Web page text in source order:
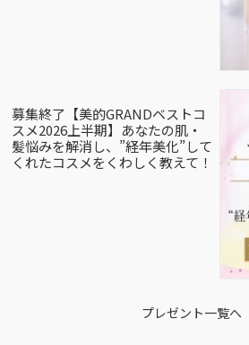
募集終了【美的GRANDベストコ
スメ2026上半期】あなたの肌・
髪悩みを解消し、”経年美化”して
くれたコスメをくわしく教えて！
プレゼント一覧へ